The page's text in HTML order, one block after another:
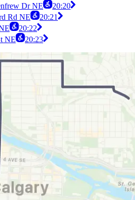
Dr NE
20:20
Rd NE
20:21
20:22
NE
20:23